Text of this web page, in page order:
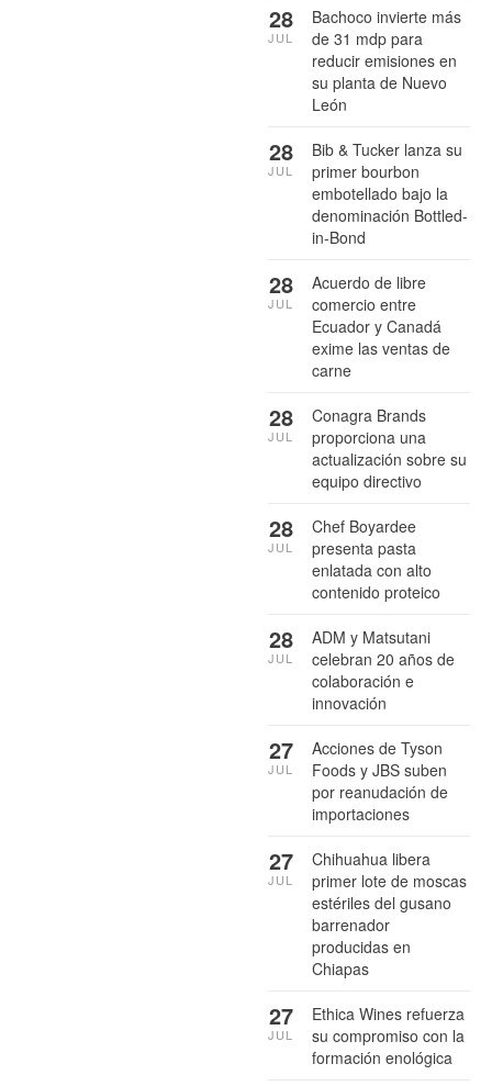
Bachoco invierte más
de 31 mdp para
reducir emisiones en
su planta de Nuevo
León
28
JUL
Bib & Tucker lanza su
primer bourbon
embotellado bajo la
denominación Bottled-
in-Bond
28
JUL
Acuerdo de libre
comercio entre
Ecuador y Canadá
exime las ventas de
carne
28
JUL
Conagra Brands
proporciona una
actualización sobre su
equipo directivo
28
JUL
Chef Boyardee
presenta pasta
enlatada con alto
contenido proteico
28
JUL
ADM y Matsutani
celebran 20 años de
colaboración e
innovación
28
JUL
Acciones de Tyson
Foods y JBS suben
por reanudación de
importaciones
27
JUL
Chihuahua libera
primer lote de moscas
estériles del gusano
barrenador
producidas en
Chiapas
27
JUL
Ethica Wines refuerza
su compromiso con la
formación enológica
27
JUL